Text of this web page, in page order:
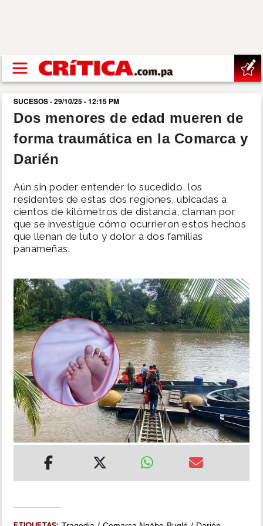
SUCESOS
NACIONAL
SHOW
DEPORTES
MUNDO
INSÓLITAS
MULTIMEDIA
IMPRESO
SUCESOS - 29/10/25 - 12:15 PM
Dos menores de edad mueren de
forma traumática en la Comarca y
Darién
Aún sin poder entender lo sucedido, los
residentes de estas dos regiones, ubicadas a
cientos de kilómetros de distancia, claman por
que se investigue cómo ocurrieron estos hechos
que llenan de luto y dolor a dos familias
panameñas.